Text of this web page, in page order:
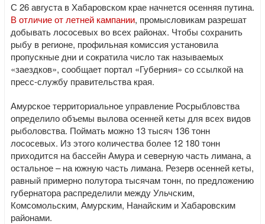
С 26 августа в Хабаровском крае начнется осенняя путина.
В отличие от летней кампании, промысловикам разрешат
добывать лососевых во всех районах. Чтобы сохранить
рыбу в регионе, профильная комиссия установила
пропускные дни и сократила число так называемых
«заездков», сообщает портал «Губерния» со ссылкой на
пресс-службу правительства края.
Амурское территориальное управление Росрыбловства
определило объемы вылова осенней кеты для всех видов
рыболовства. Поймать можно 13 тысяч 136 тонн
лососевых. Из этого количества более 12 180 тонн
приходится на бассейн Амура и северную часть лимана, а
остальное – на южную часть лимана. Резерв осенней кеты,
равный примерно полутора тысячам тонн, по предложению
губернатора распределили между Ульчским,
Комсомольским, Амурским, Нанайским и Хабаровским
районами.